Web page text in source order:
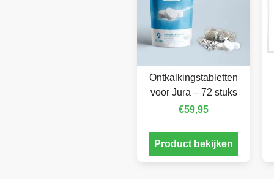
Ontkalkingstabletten
voor Jura – 72 stuks
€59,95
Product bekijken